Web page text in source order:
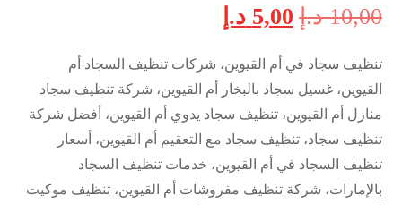
10,00 د.إ 5,00 د.إ
تنظيف سجاد في أم القيوين، شركات تنظيف السجاد أم
القيوين، غسيل سجاد بالبخار أم القيوين، شركة تنظيف سجاد
منازل أم القيوين، تنظيف سجاد يدوي أم القيوين، أفضل شركة
تنظيف سجاد، تنظيف سجاد مع التعقيم أم القيوين، أسعار
تنظيف السجاد في أم القيوين، خدمات تنظيف السجاد
بالإمارات، شركة تنظيف مفروشات أم القيوين، تنظيف موكيت